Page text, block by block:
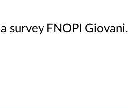
survey FNOPI Giovani.
il Servizio Sanitario Nazionale